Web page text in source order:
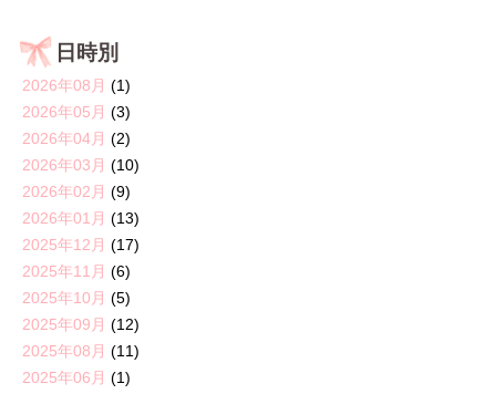
日時別
2026年08月 (1)
2026年05月 (3)
2026年04月 (2)
2026年03月 (10)
2026年02月 (9)
2026年01月 (13)
2025年12月 (17)
2025年11月 (6)
2025年10月 (5)
2025年09月 (12)
2025年08月 (11)
2025年06月 (1)